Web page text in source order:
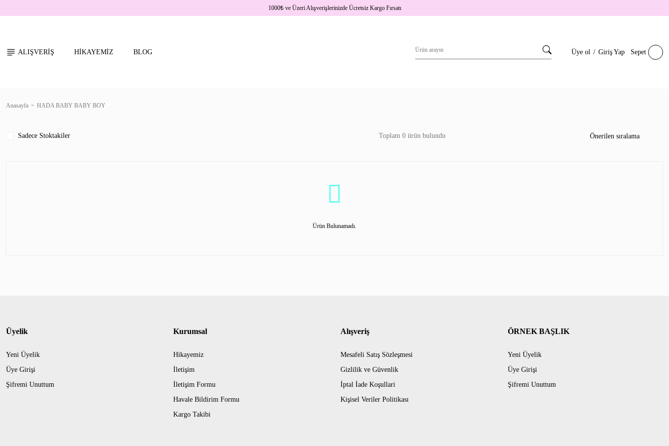
1000₺ve Üzeri Alışverişlerinizde Ücretsiz Kargo Fırsatı
ALIŞVERİŞ HİKAYEMİZ BLOG Üye ol / Giriş Yap Sepet
Anasayfa HADA BABY BABY BOY
Sadece Stoktakiler Toplam 0 ürün bulundu
Ürün Bulunamadı.
Üyelik
Yeni Üyelik
Üye Girişi
Şifremi Unuttum
Kurumsal
Hikayemiz
İletişim
İletişim Formu
Havale Bildirim Formu
Kargo Takibi
Alışveriş
Mesafeli Satış Sözleşmesi
Gizlilik ve Güvenlik
İptal İade Koşullari
Kişisel Veriler Politikası
ÖRNEK BAŞLIK
Yeni Üyelik
Üye Girişi
Şifremi Unuttum